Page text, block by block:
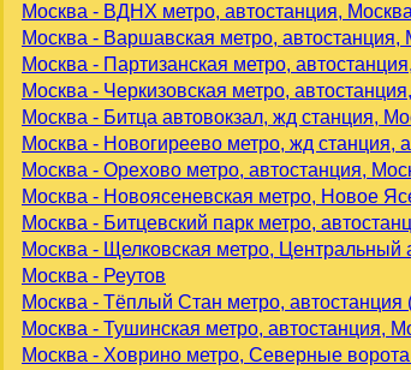
Москва - ВДНХ метро, автостанция, Москва
Москва - Варшавская метро, автостанция,
Москва - Партизанская метро,
Москва - Черкизовская метро,
Москва - Битца автовокзал, жд станция,
Москва - Новогиреево метро, жд станция,
Москва - Орехово метро, автостанция,
Москва - Новоясеневская метро, Новое
Москва - Битцевский парк метро,
Москва - Щелковская метро, Центральный
Москва - Реутов
Москва - Тёплый Стан метро, автостанция
Москва - Тушинская метро, автостанция,
Москва - Ховрино метро, Северные